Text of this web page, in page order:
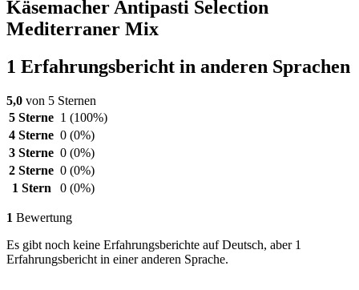
Käsemacher Antipasti Selection
Mediterraner Mix
1 Erfahrungsbericht in anderen Sprachen
5,0 von 5 Sternen
5 Sterne 1 (100%)
4 Sterne 0 (0%)
3 Sterne 0 (0%)
2 Sterne 0 (0%)
1 Stern
0 (0%)
1 Bewertung
Es gibt noch keine Erfahrungsberichte auf Deutsch, aber 1
Erfahrungsbericht in einer anderen Sprache.